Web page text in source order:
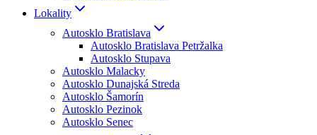
Lokality
Autosklo Bratislava
Autosklo Bratislava Petržalka
Autosklo Stupava
Autosklo Malacky
Autosklo Dunajská Streda
Autosklo Šamorín
Autosklo Pezinok
Autosklo Senec